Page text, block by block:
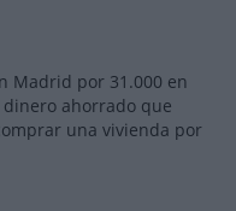
Madrid por 31.000 en
ahorrado que
una vivienda por